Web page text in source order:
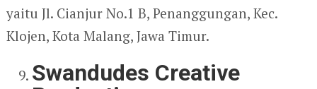
yaitu Jl. Cianjur No.1 B, Penanggungan, Kec.
Klojen, Kota Malang, Jawa Timur.
Swandudes Creative